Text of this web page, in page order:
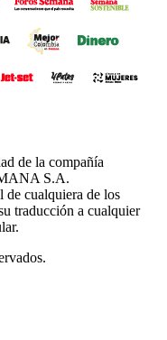
de la compañía
S.A.
de cualquiera de los
traducción a cualquier